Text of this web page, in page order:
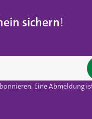
sichern!
Eine Abmeldung